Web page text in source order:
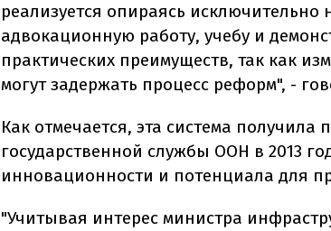
реализуется опираясь
адвокационную работу, учебу и
практических преимуществ, так как
могут задержать процесс реформ", -
Как отмечается, эта система получила
государственной службы ООН в 2013
инновационности и потенциала для
"Учитывая интерес министра